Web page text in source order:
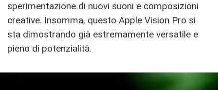
sperimentazione di nuovi suoni e composizioni
creative. Insomma, questo Apple Vision Pro si
sta dimostrando già estremamente versatile e
pieno di potenzialità.